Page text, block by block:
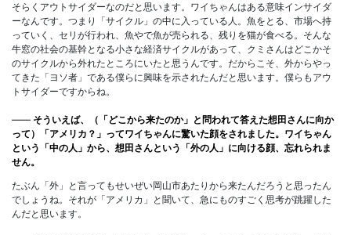
そらくアウトサイダーなのだと思います。ワイちゃんはある意味インサイダ
ーなんです。つまり「サイクル」の中に入っている人。魚をとる、市場へ持
っていく、セリが行われ、魚やで魚が売られる、残りを猫が食べる。そんな
牛窓の社会の基幹となる小さな経済サイクルがあって、クミさんはどこかそ
のサイクルから外れたところにいたと思うんです。だからこそ、外からやっ
てきた「ヨソ者」である僕らに興味を示されたんだと思います。僕らもアウ
トサイダーですからね。
―― そういえば、（「どこから来たのか」と問われて答えた想田さんに向か
って）「アメリカ？」ってワイちゃんに驚いた顔をされました。ワイちゃん
という「中の人」から、想田さんという「外の人」に向ける顔、忘れられま
せん。
たぶん「外」と言ってもせいぜい岡山市あたりから来たんだろうと思ったん
でしょうね。それが「アメリカ」と聞いて、急にものすごく思考が跳躍した
んだと思います。